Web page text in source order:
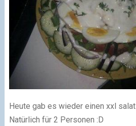
Heute gab es wieder einen xxl
Natürlich für 2 Personen :D